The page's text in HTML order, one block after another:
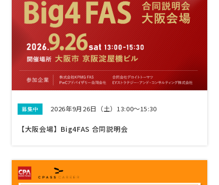
募集中 2026年9月26日（土）13:00〜15:30
【大阪会場】Big4FAS 合同説明会